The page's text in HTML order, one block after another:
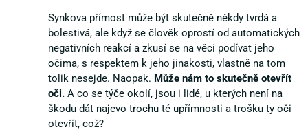
Synkova přímost může být skutečně někdy tvrdá a
bolestivá, ale když se člověk oprostí od automatických
negativních reakcí a zkusí se na věci podívat jeho
očima, s respektem k jeho jinakosti, vlastně na tom
tolik nesejde. Naopak. Může nám to skutečně otevřít
oči. A co se týče okolí, jsou i lidé, u kterých není na
škodu dát najevo trochu té upřímnosti a trošku ty oči
otevřít, což?